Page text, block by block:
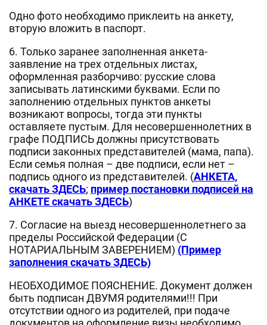
Одно фото необходимо приклеить на анкету,
вторую вложить в паспорт.
6. Только заранее заполненная анкета-
заявление на трех отдельных листах,
оформленная разборчиво: русские слова
записывать латинскими буквами. Если по
заполнению отдельных пунктов анкеты
возникают вопросы, тогда эти пункты
оставляете пустым. Для несовершеннолетних в
графе ПОДПИСЬ должны присутствовать
подписи законных представителей (мама, папа).
Если семья полная – две подписи, если нет –
подпись одного из представителей. (АНКЕТА,
скачать ЗДЕСЬ; пример постановки подписей на
АНКЕТЕ скачать ЗДЕСЬ)
7. Согласие на выезд несовершеннолетнего за
пределы Российской Федерации (С
НОТАРИАЛЬНЫМ ЗАВЕРЕНИЕМ) (Пример
заполнения скачать ЗДЕСЬ)
НЕОБХОДИМОЕ ПОЯСНЕНИЕ. Документ должен
быть подписан ДВУМЯ родителями!!! При
отсутствии одного из родителей, при подаче